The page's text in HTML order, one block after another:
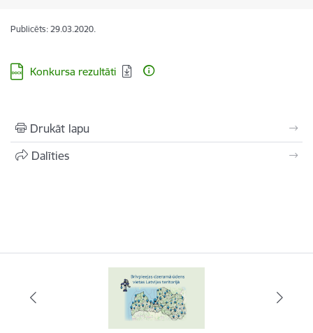
Publicēts: 29.03.2020.
Lejupielādēt:
Konkursa rezultāti
Drukāt lapu
Dalīties